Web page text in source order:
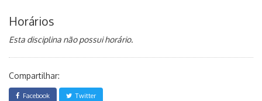
Horários
Esta disciplina não possui horário.
Compartilhar:
Facebook Twitter